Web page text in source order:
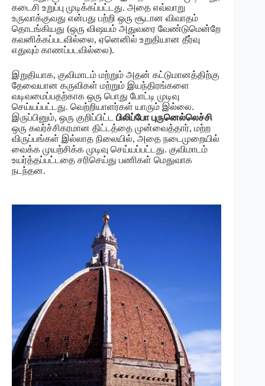
கடைசி உறுப்பு முடிக்கப்பட்டது. அதை எவ்வாறு
உருவாக்குவது என்பது பற்றி ஒரு சூடான விவாதம்
தொடங்கியது (ஒரு விஷயம் அதுவரை வேண்டுமென்றே
கவனிக்கப்படவில்லை, ஏனெனில் உறுதியான தீர்வு
எதுவும் காணப்படவில்லை).
இறுதியாக, குவிமாடம் மற்றும் அதன் கட்டுமானத்திற்கு
தேவையான கருவிகள் மற்றும் இயந்திரங்களை
வடிவமைப்பதற்காக ஒரு பொது போட்டி முடிவு
செய்யப்பட்டது. வெற்றியாளர்கள் யாரும் இல்லை.
இருப்பினும், ஒரு குறிப்பிட்ட பிலிப்போ புருனெல்லெச்சி
ஒரு கவர்ச்சிகரமான திட்டத்தை முன்வைத்தார், மற்ற
விருப்பங்கள் இல்லாத நிலையில், அதை நடைமுறையில்
வைக்க முயற்சிக்க முடிவு செய்யப்பட்டது. குவிமாடம்
உயர்த்தப்பட்டதை சரிசெய்து பணிகள் மெதுவாக
நடந்தன.